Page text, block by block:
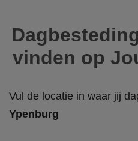
vinden op
Vul de locatie in waar jij
Ypenburg